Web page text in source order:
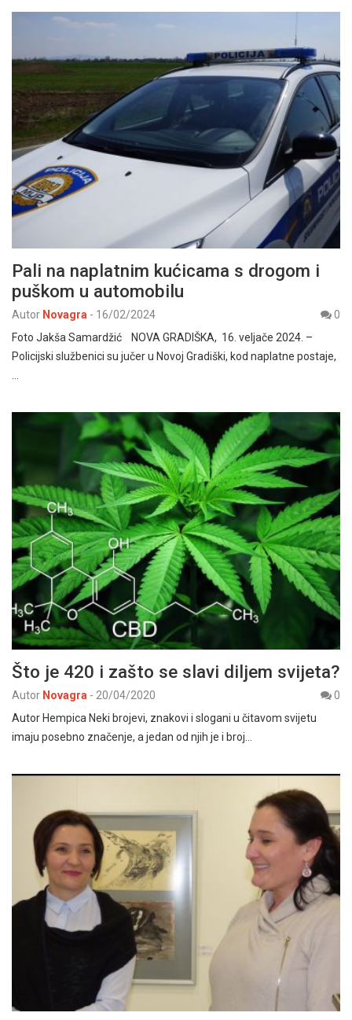
Pali na naplatnim kućicama s drogom i
puškom u automobilu
Autor Novagra - 16/02/2024
0
Foto Jakša Samardžić NOVA GRADIŠKA, 16. veljače 2024. –
Policijski službenici su jučer u Novoj Gradiški, kod naplatne postaje,
…
Što je 420 i zašto se slavi diljem svijeta?
Autor Novagra - 20/04/2020
0
Autor Hempica Neki brojevi, znakovi i slogani u čitavom svijetu
imaju posebno značenje, a jedan od njih je i broj…